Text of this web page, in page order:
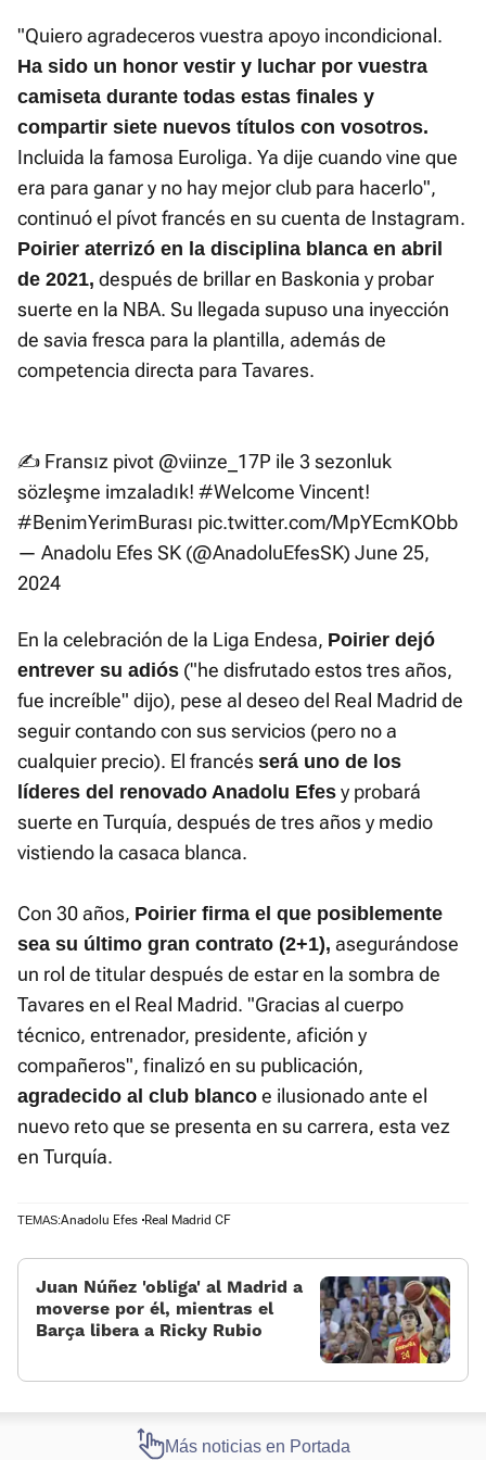
"Quiero agradeceros vuestra apoyo incondicional.
Ha sido un honor vestir y luchar por vuestra
camiseta durante todas estas finales y
compartir siete nuevos títulos con vosotros.
Incluida la famosa Euroliga. Ya dije cuando vine que
era para ganar y no hay mejor club para hacerlo",
continuó el pívot francés en su cuenta de Instagram.
Poirier aterrizó en la disciplina blanca en abril
de 2021, después de brillar en Baskonia y probar
suerte en la NBA. Su llegada supuso una inyección
de savia fresca para la plantilla, además de
competencia directa para Tavares.
✍️ Fransız pivot @viinze_17P ile 3 sezonluk
sözleşme imzaladık! #Welcome Vincent!
#BenimYerimBurası pic.twitter.com/MpYEcmKObb
— Anadolu Efes SK (@AnadoluEfesSK) June 25,
2024
En la celebración de la Liga Endesa, Poirier dejó
entrever su adiós ("he disfrutado estos tres años,
fue increíble" dijo), pese al deseo del Real Madrid de
seguir contando con sus servicios (pero no a
cualquier precio). El francés será uno de los
líderes del renovado Anadolu Efes y probará
suerte en Turquía, después de tres años y medio
vistiendo la casaca blanca.
Con 30 años, Poirier firma el que posiblemente
sea su último gran contrato (2+1), asegurándose
un rol de titular después de estar en la sombra de
Tavares en el Real Madrid. "Gracias al cuerpo
técnico, entrenador, presidente, afición y
compañeros", finalizó en su publicación,
agradecido al club blanco e ilusionado ante el
nuevo reto que se presenta en su carrera, esta vez
en Turquía.
TEMAS:Anadolu Efes Real Madrid CF
Juan Núñez 'obliga' al Madrid a
moverse por él, mientras el
Barça libera a Ricky Rubio
Más noticias en Portada